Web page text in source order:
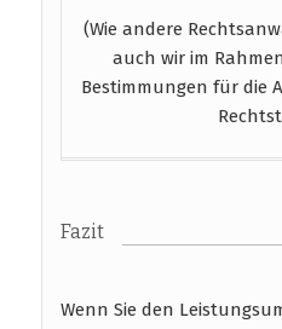
(Wie andere
auch wir im
Bestimmungen für die
Fazit
Wenn Sie den